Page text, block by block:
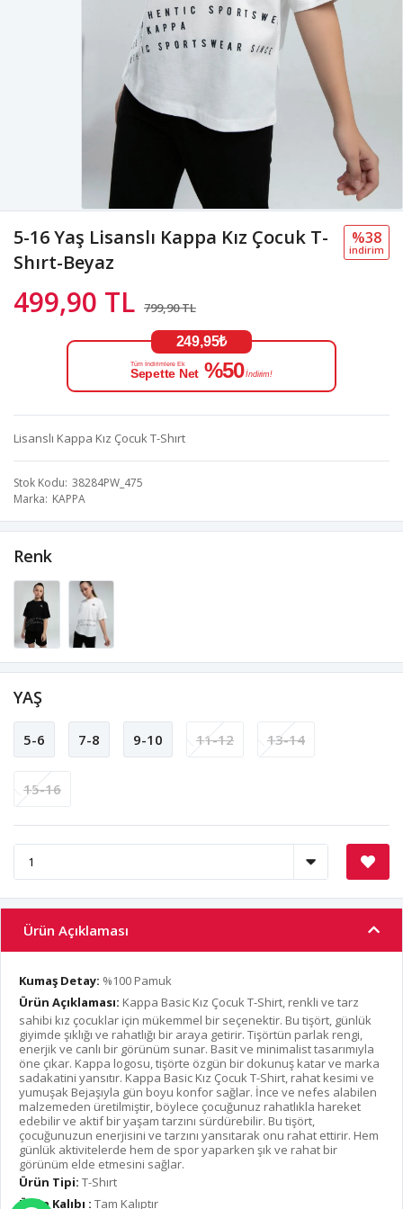
5-16 Yaş Lisanslı Kappa Kız Çocuk T-
Shırt-Beyaz
499,90 TL 799,90 TL
%38
i̇ndi̇ri̇m
249,95₺
Tüm İndirimlere Ek
Sepette Net %50 İndirim!
Lisanslı Kappa Kız Çocuk T-Shırt
Stok Kodu 38284PW_475
Marka KAPPA
Renk
YAŞ
5-6 7-8 9-10 11-12 13-14
15-16
Ürün Açıklaması
Kumaş Detay: %100 Pamuk
Ürün Açıklaması: Kappa Basic Kız Çocuk T-Shirt, renkli ve tarz
sahibi kız çocuklar için mükemmel bir seçenektir. Bu tişört, günlük
giyimde şıklığı ve rahatlığı bir araya getirir. Tişörtün parlak rengi,
enerjik ve canlı bir görünüm sunar. Basit ve minimalist tasarımıyla
öne çıkar. Kappa logosu, tişörte özgün bir dokunuş katar ve marka
sadakatini yansıtır. Kappa Basic Kız Çocuk T-Shirt, rahat kesimi ve
yumuşak Bejaşıyla gün boyu konfor sağlar. İnce ve nefes alabilen
malzemeden üretilmiştir, böylece çocuğunuz rahatlıkla hareket
edebilir ve aktif bir yaşam tarzını sürdürebilir. Bu tişört,
çocuğunuzun enerjisini ve tarzını yansıtarak onu rahat ettirir. Hem
günlük aktivitelerde hem de spor yaparken şık ve rahat bir
görünüm elde etmesini sağlar.
Ürün Tipi: T-Shırt
Ürün Kalıbı : Tam Kalıptır